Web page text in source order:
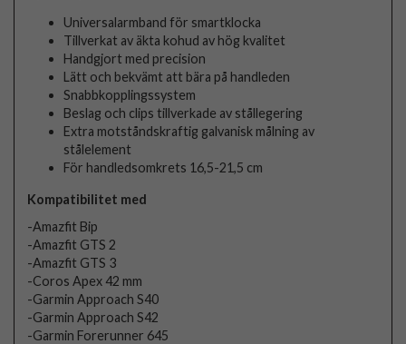
Universalarmband för smartklocka
Tillverkat av äkta kohud av hög kvalitet
Handgjort med precision
Lätt och bekvämt att bära på handleden
Snabbkopplingssystem
Beslag och clips tillverkade av stållegering
Extra motståndskraftig galvanisk målning av
stålelement
För handledsomkrets 16,5-21,5 cm
Kompatibilitet med
-Amazfit Bip
-Amazfit GTS 2
-Amazfit GTS 3
-Coros Apex 42 mm
-Garmin Approach S40
-Garmin Approach S42
-Garmin Forerunner 645